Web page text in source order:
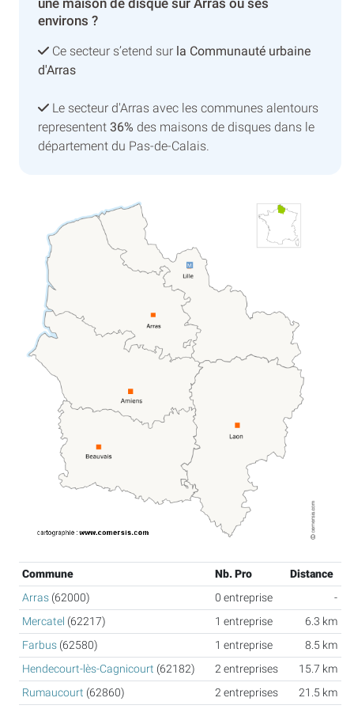
environs ?
Ce secteur s’etend sur la Communauté urbaine
d'Arras
Le secteur d'Arras avec les communes alentours
representent 36% des maisons de disques dans le
département du Pas-de-Calais.
Commune Nb. Pro
Distance
Arras (62000) 0 entreprise
-
Mercatel (62217) 1 entreprise
6.3 km
Farbus (62580) 1 entreprise
8.5 km
Hendecourt-lès-Cagnicourt (62182) 2 entreprises
15.7 km
Rumaucourt (62860) 2 entreprises 21.5 km